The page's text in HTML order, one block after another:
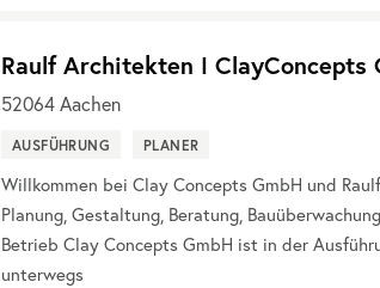
Raulf Architekten I ClayConcepts
52064 Aachen
AUSFÜHRUNG PLANER
Willkommen bei Clay Concepts GmbH und
Planung, Gestaltung, Beratung,
Betrieb Clay Concepts GmbH ist in der
unterwegs